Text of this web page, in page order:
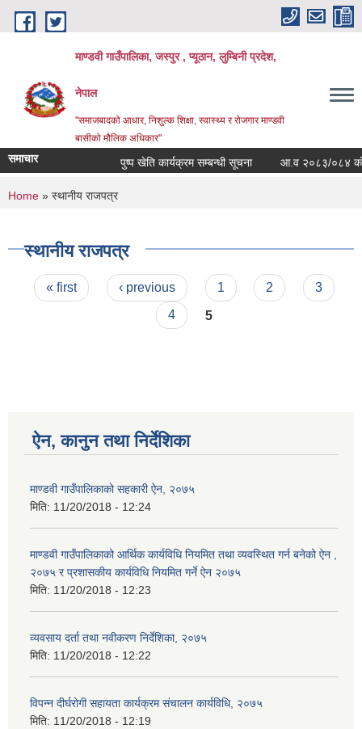
Skip to main content
माण्डवी गाउँपालिका, जस्पुर , प्यूठान, लुम्बिनी प्रदेश,
नेपाल
"समाजबादको आधार, निशुल्क शिक्षा, स्वास्थ्य र रोजगार माण्डवी
बासीको मौलिक अधिकार"
समाचार पुष्प खेति कार्यक्रम सम्बन्धी सूचना आ.व २०८३/०८४ को
You are here
Home » स्थानीय राजपत्र
स्थानीय राजपत्र
Pages
« first ‹ previous 1 2
3
4
5
ऐन, कानुन तथा निर्देशिका
माण्डवी गाउँपालिकाको सहकारी ऐन, २०७५
मिति: 11/20/2018 - 12:24
माण्डवी गाउँपालिकाको आर्थिक कार्यविधि नियमित तथा व्यवस्थित गर्न बनेको ऐन ,
२०७५ र प्रशासकीय कार्यविधि नियमित गर्ने ऐन २०७५
मिति: 11/20/2018 - 12:23
व्यवसाय दर्ता तथा नवीकरण निर्देशिका, २०७५
मिति: 11/20/2018 - 12:22
विपन्न दीर्घरोगी सहायता कार्यक्रम संचालन कार्यविधि, २०७५
मिति: 11/20/2018 - 12:19